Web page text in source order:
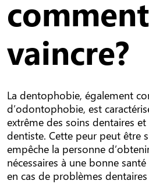
vaincre?
La dentophobie, également
d’odontophobie, est
extrême des soins dentaires
dentiste. Cette peur peut être
empêche la personne
nécessaires à une bonne
en cas de problèmes